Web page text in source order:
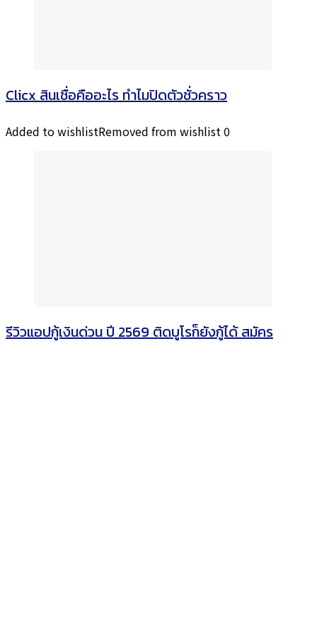
Clicx สินเชื่อคืออะไร ทำไมปิดตัวชั่วคราว
Added to wishlistRemoved from wishlist0
รีวิวแอปกู้เงินด่วน ปี 2569 ติดบูโรก็ยังกู้ได้ สมัคร